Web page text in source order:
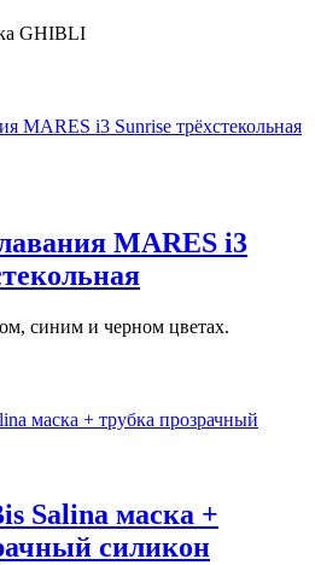
GHIBLI
MARES i3
синим и черном цветах.
Salina маска +
силикон